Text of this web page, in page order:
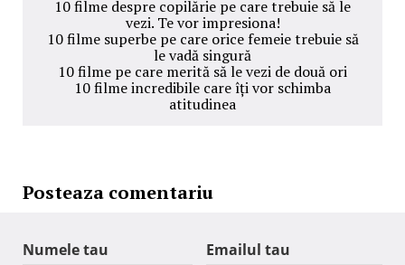
10 filme despre copilărie pe care trebuie să le
vezi. Te vor impresiona!
10 filme superbe pe care orice femeie trebuie să
le vadă singură
10 filme pe care merită să le vezi de două ori
10 filme incredibile care îți vor schimba
atitudinea
Posteaza comentariu
Numele tau Emailul tau